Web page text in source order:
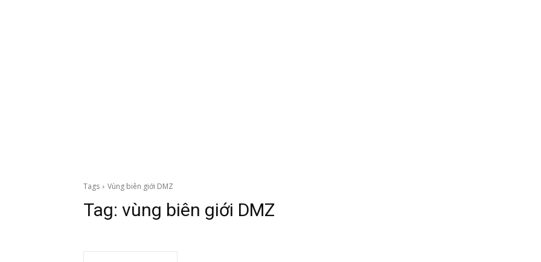
Tags Vùng biên giới DMZ
Tag: vùng biên giới DMZ